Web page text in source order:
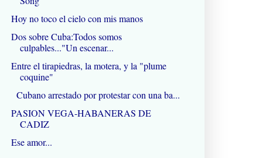
Hoy no toco el cielo con mis manos
Dos sobre Cuba:Todos somos
culpables..."Un escenar...
Entre el tirapiedras, la motera, y la "plume
coquine"
Cubano arrestado por protestar con una ba...
PASION VEGA-HABANERAS DE
CADIZ
Ese amor...